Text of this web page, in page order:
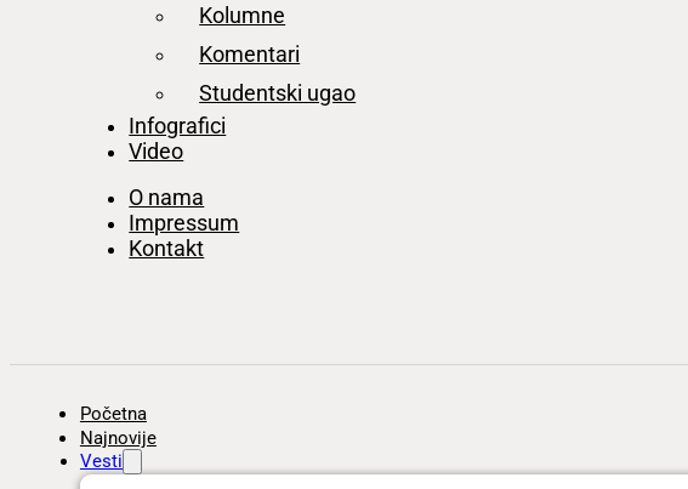
Kolumne
Komentari
Studentski ugao
Infografici
Video
O nama
Impressum
Kontakt
Početna
Najnovije
Vesti